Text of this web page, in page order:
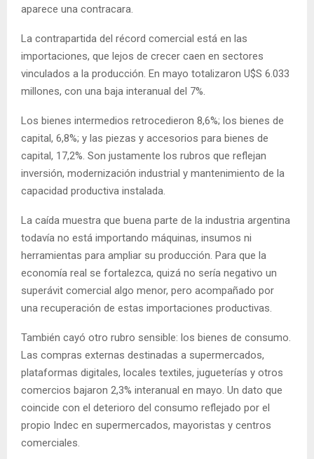
aparece una contracara.
La contrapartida del récord comercial está en las
importaciones, que lejos de crecer caen en sectores
vinculados a la producción. En mayo totalizaron U$S 6.033
millones, con una baja interanual del 7%.
Los bienes intermedios retrocedieron 8,6%; los bienes de
capital, 6,8%; y las piezas y accesorios para bienes de
capital, 17,2%. Son justamente los rubros que reflejan
inversión, modernización industrial y mantenimiento de la
capacidad productiva instalada.
La caída muestra que buena parte de la industria argentina
todavía no está importando máquinas, insumos ni
herramientas para ampliar su producción. Para que la
economía real se fortalezca, quizá no sería negativo un
superávit comercial algo menor, pero acompañado por
una recuperación de estas importaciones productivas.
También cayó otro rubro sensible: los bienes de consumo.
Las compras externas destinadas a supermercados,
plataformas digitales, locales textiles, jugueterías y otros
comercios bajaron 2,3% interanual en mayo. Un dato que
coincide con el deterioro del consumo reflejado por el
propio Indec en supermercados, mayoristas y centros
comerciales.